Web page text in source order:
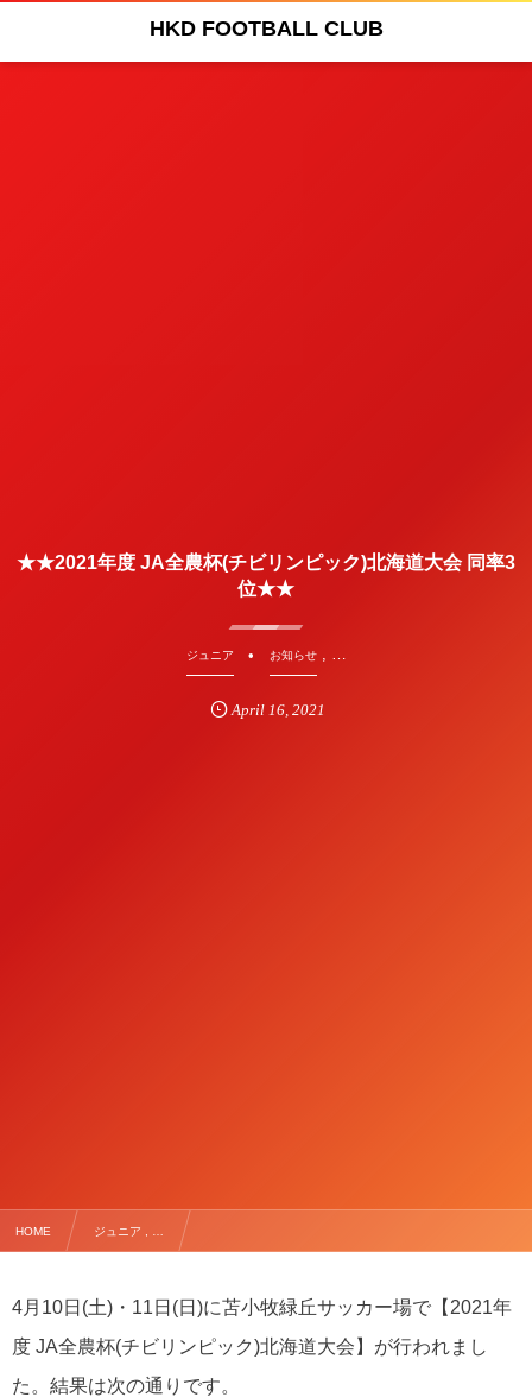
HKD FOOTBALL CLUB
★★2021年度 JA全農杯(チビリンピック)北海道大会 同率3
位★★
ジュニア お知らせ, …
April 16 ,2021
HOME ジュニア , …
4月10日(土)・11日(日)に苫小牧緑丘サッカー場で【2021年
度 JA全農杯(チビリンピック)北海道大会】が行われまし
た。結果は次の通りです。